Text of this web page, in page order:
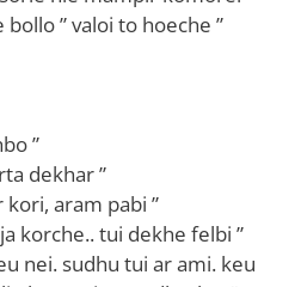
” valoi to hoeche ”
”
dekhar ”
aram pabi ”
korche.. tui dekhe felbi ”
nei. sudhu tui ar ami. keu